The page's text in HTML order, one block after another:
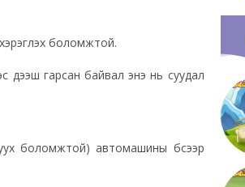
боломжтой.
дээш гарсан байвал энэ нь суудал
суух боломжтой) автомашины бүсээр